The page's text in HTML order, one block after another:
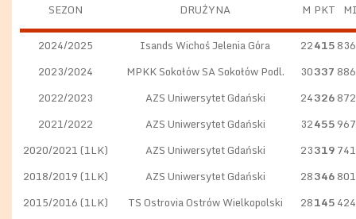
SEZON DRUŻYNA M PKT
2024/2025 Isands Wichoś Jelenia Góra 22415
2023/2024
MPKK Sokołów SA Sokołów Podl. 30337
2022/2023
AZS Uniwersytet Gdański 24326
2021/2022
AZS Uniwersytet Gdański 32455
2020/2021 (1LK)
AZS Uniwersytet Gdański 23319
2018/2019 (1LK)
AZS Uniwersytet Gdański 28346
2015/2016 (1LK)
TS Ostrovia Ostrów Wielkopolski 28145